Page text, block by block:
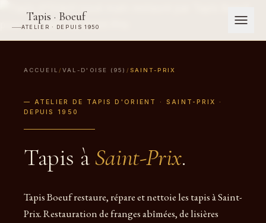
Tapis · Boeuf
ATELIER · DEPUIS 1950
ACCUEIL / VAL-D'OISE (95) / SAINT-PRIX
— ATELIER DE TAPIS D'ORIENT · SAINT-PRIX ·
DEPUIS 1950
Tapis à Saint-Prix.
Tapis Boeuf restaure, répare et nettoie les tapis à Saint-
Prix. Restauration de franges abîmées, de lisières